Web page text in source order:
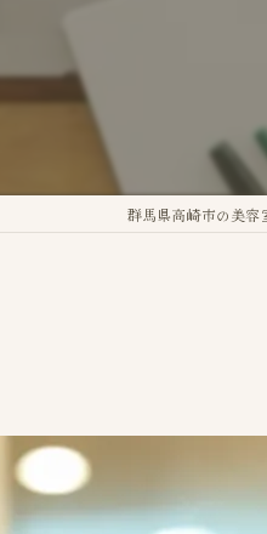
群馬県高崎市の美容